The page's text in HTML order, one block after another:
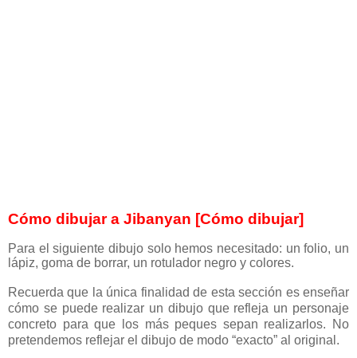
Cómo dibujar a Jibanyan [Cómo dibujar]
Para el siguiente dibujo solo hemos necesitado: un folio, un
lápiz, goma de borrar, un rotulador negro y colores.
Recuerda que la única finalidad de esta sección es enseñar
cómo se puede realizar un dibujo que refleja un personaje
concreto para que los más peques sepan realizarlos. No
pretendemos reflejar el dibujo de modo “exacto” al original.